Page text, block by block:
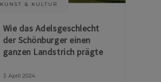
KUNST & KULTUR
Wie das Adelsgeschlecht
der Schönburger einen
ganzen Landstrich prägte
3. April 2024